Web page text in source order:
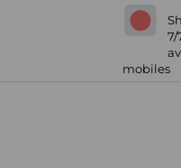
7/
mobiles